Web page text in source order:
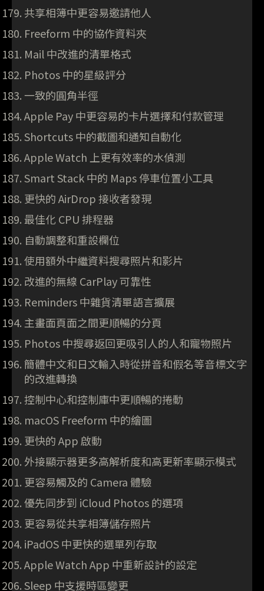
共享相簿中更容易邀請他人
Freeform 中的協作資料夾
Mail 中改進的清單格式
Photos 中的星級評分
一致的圓角半徑
Apple Pay 中更容易的卡片選擇和付款管理
Shortcuts 中的截圖和通知自動化
Apple Watch 上更有效率的水偵測
Smart Stack 中的 Maps 停車位置小工具
更快的 AirDrop 接收者發現
最佳化 CPU 排程器
自動調整和重設欄位
使用額外中繼資料搜尋照片和影片
改進的無線 CarPlay 可靠性
Reminders 中雜貨清單語言擴展
主畫面頁面之間更順暢的分頁
Photos 中搜尋返回更吸引人的人和寵物照片
簡體中文和日文輸入時從拼音和假名等音標文字
的改進轉換
控制中心和控制庫中更順暢的捲動
macOS Freeform 中的繪圖
更快的 App 啟動
外接顯示器更多高解析度和高更新率顯示模式
更容易觸及的 Camera 體驗
優先同步到 iCloud Photos 的選項
更容易從共享相簿儲存照片
iPadOS 中更快的選單列存取
Apple Watch App 中重新設計的設定
Sleep 中支援時區變更